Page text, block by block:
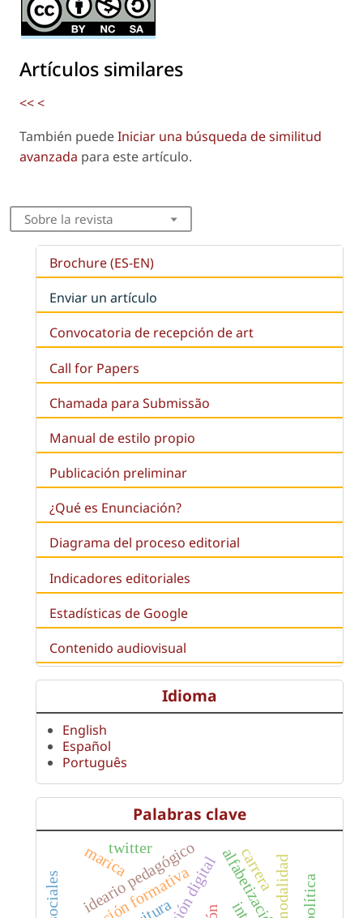
Artículos similares
<<<
También puedeIniciar una búsqueda de similitud
avanzada para este artículo.
Sobre la revista
Brochure (ES-EN)
Enviar un artículo
Convocatoria de recepción de art
Call for Papers
Chamada para Submissão
Manual de estilo propio
Publicación preliminar
¿Qué es Enunciación?
Diagrama del proceso editorial
Indicadores editoriales
Estadísticas de Google
Contenido audiovisual
Idioma
English
Español
Português
Palabras clave
ideario pedagógico modalidad
maricatwitter carrera